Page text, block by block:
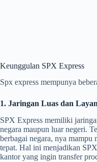
Keunggulan SPX Express
Spx express mempunya
1. Jaringan Luas dan
SPX Express memiliki
negara maupun luar negeri.
berbagai negara, nya mampu
tepat. Hal ini menjadikan
kantor yang ingin transfer